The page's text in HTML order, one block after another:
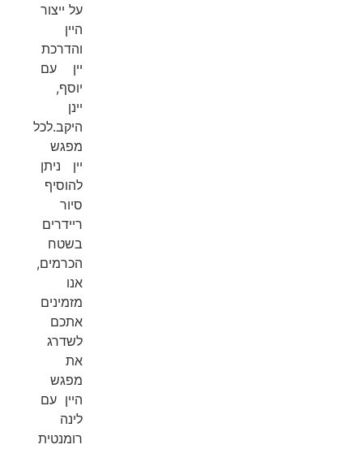
על ייצור
היין
והדרכת
יין עם
יוסף,
יינן
היקב.לכל
מפגש
יין ניתן
להוסיף
סיור
ריידרים
בשטח
הכרמים,
אנו
מזמינים
אתכם
לשדרג
את
מפגש
היין עם
לינה
רומנטית